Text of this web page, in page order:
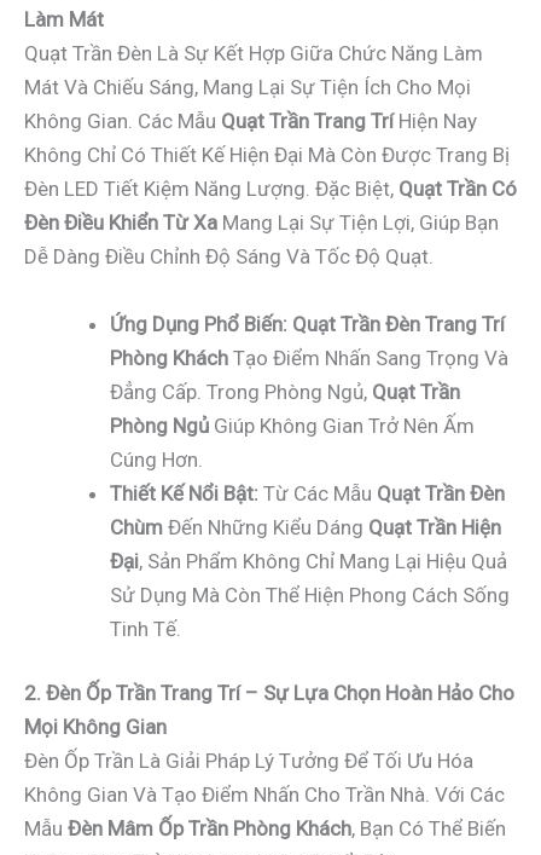
Làm Mát
Quạt Trần Đèn Là Sự Kết Hợp Giữa Chức Năng Làm
Mát Và Chiếu Sáng, Mang Lại Sự Tiện Ích Cho Mọi
Không Gian. Các Mẫu Quạt Trần Trang TríHiện Nay
Không Chỉ Có Thiết Kế Hiện Đại Mà Còn Được Trang Bị
Đèn LED Tiết Kiệm Năng Lượng. Đặc Biệt, Quạt Trần Có
Đèn Điều Khiển Từ Xa Mang Lại Sự Tiện Lợi, Giúp Bạn
Dễ Dàng Điều Chỉnh Độ Sáng Và Tốc Độ Quạt.
Ứng Dụng Phổ Biến: Quạt Trần Đèn Trang Trí
Phòng Khách Tạo Điểm Nhấn Sang Trọng Và
Đẳng Cấp. Trong Phòng Ngủ, Quạt Trần
Phòng Ngủ Giúp Không Gian Trở Nên Ấm
Cúng Hơn.
Thiết Kế Nổi Bật: Từ Các Mẫu Quạt Trần Đèn
Chùm Đến Những Kiểu Dáng Quạt Trần Hiện
Đại, Sản Phẩm Không Chỉ Mang Lại Hiệu Quả
Sử Dụng Mà Còn Thể Hiện Phong Cách Sống
Tinh Tế.
2. Đèn Ốp Trần Trang Trí – Sự Lựa Chọn Hoàn Hảo Cho
Mọi Không Gian
Đèn Ốp Trần Là Giải Pháp Lý Tưởng Để Tối Ưu Hóa
Không Gian Và Tạo Điểm Nhấn Cho Trần Nhà. Với Các
Mẫu Đèn Mâm Ốp Trần Phòng Khách, Bạn Có Thể Biến